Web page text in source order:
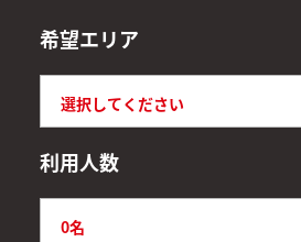
希望エリア
利用人数